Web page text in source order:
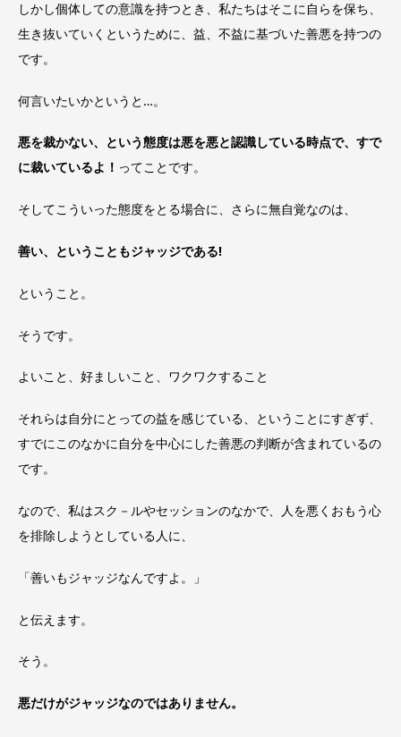
しかし個体しての意識を持つとき、私たちはそこに自らを保ち、
生き抜いていくというために、益、不益に基づいた善悪を持つの
です。
何言いたいかというと…。
悪を裁かない、という態度は悪を悪と認識している時点で、すで
に裁いているよ！ ってことです。
そしてこういった態度をとる場合に、さらに無自覚なのは、
善い、ということもジャッジである!
ということ。
そうです。
よいこと、好ましいこと、ワクワクすること
それらは自分にとっての益を感じている、ということにすぎず、
すでにこのなかに自分を中心にした善悪の判断が含まれているの
です。
なので、私はスク－ルやセッションのなかで、人を悪くおもう心
を排除しようとしている人に、
「善いもジャッジなんですよ。」
と伝えます。
そう。
悪だけがジャッジなのではありません。